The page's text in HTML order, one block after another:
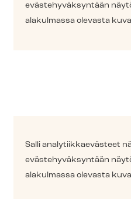
eväs­te­hy­väk­syn­tään
alakulmassa olevasta
Salli ana­ly­tiik­kae­väs­teet
eväs­te­hy­väk­syn­tään
alakulmassa olevasta